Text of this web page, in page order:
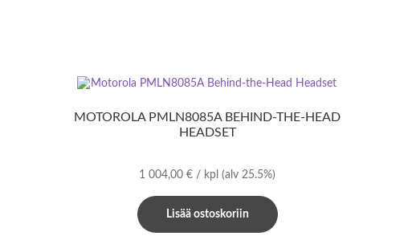
MOTOROLA PMLN8085A BEHIND-THE-HEAD
HEADSET
1 004,00€ / kpl(alv 25.5%)
Lisää ostoskoriin